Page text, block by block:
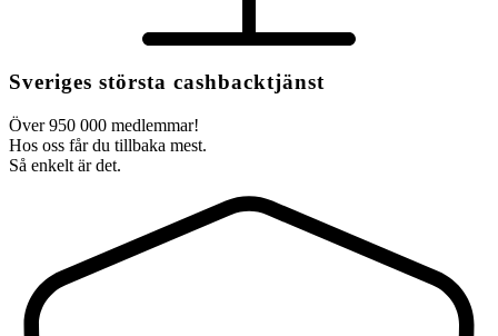
Sveriges största cashbacktjänst
Över 950 000 medlemmar!
Hos oss får du tillbaka mest.
Så enkelt är det.